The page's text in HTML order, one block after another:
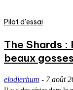
Pilot d'essai
The Shards :
beaux
elodierhum - 7 août